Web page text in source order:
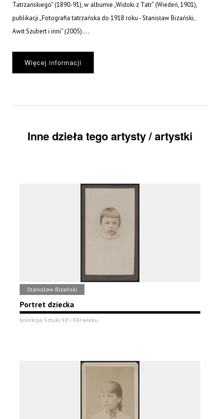
Tatrzańskiego” (1890-91), w albumie „Widoki z Tatr” (Wiedeń, 1901),
publikacji „Fotografia tatrzańska do 1918 roku - Stanisław Bizański,
Awit Szubert i inni” (2005)....
Więcej informacji
Inne dzieła tego artysty / artystki
Stanisław Bizański
Portret dziecka
Kolekcja Sztuki XX i XXI wieku